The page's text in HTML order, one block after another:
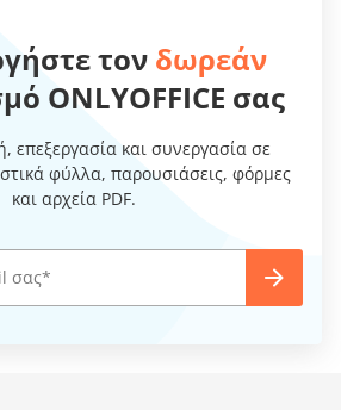
τον δωρεάν
ONLYOFFICE σας
επεξεργασία και συνεργασία σε
φύλλα, παρουσιάσεις, φόρμες
και αρχεία PDF.